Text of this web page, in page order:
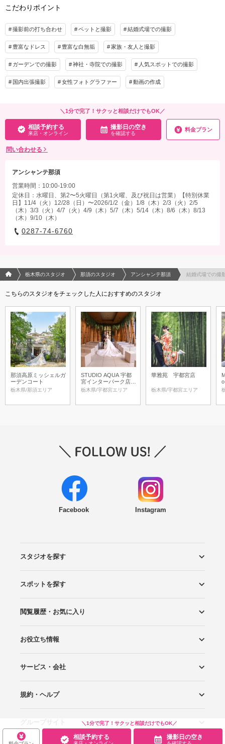
その他含むもの
フロラシオン那須施設使用料・ロケ地スタッフ同行・ アルバム30％OFF ・1.2.3.6.9.
10.11月の平日は併設コテージ・フィンランディア宿泊付き(2名) ＊それ以外の時期や
同行ご家族は平日30％OFF・週末祝は10％OFFで宿泊可
相談予約する
来店・オンライン
撮影日の空き
を確認する
撮影料
着付け ヘアメイク
アルバム データ 100カット
衣装追加 会食
家族と撮影 家族用衣装レンタル ペットと撮影
その他含むもの
10.11月の平日は併設コテージ・フィンランディア宿泊付き(2名) ＊それ以外の時期や
同行ご家族は平日30％OFF・週末祝は10％OFFで宿泊可
相談予約する 撮影日の空き
こだわりポイント
撮影前の打ち合わせ ペットと撮影 結婚式場での撮影
豊富なドレス 豊富な白無垢 家族・友人と撮影
ガーデンでの撮影 神社・寺院での撮影 人気スポットでの撮影
国内出張撮影 女性フォトグラファー 動画の作成
＼1分で完了！サクッと相談だけでもOK／
相談予約する
来店・オンライン
撮影日の空き
を確認する
料金プラン
問い合わせる
アンシャンテ那須
営業時間：10:00-19:00
定休日：水曜日、第2〜5火曜日（第1火曜、及び祝日は営業）【特別休業
日】11/4（火）12/28（日）〜2026/1/2（金）1/8（木）2/3（火）2/5
（木）3/3（火）4/7（火）4/9（木）5/7（木）5/14（木）8/6（木）8/13
（木）9/10（木）
0287-74-6760
＼1分で完了！サクッと相談だけでもOK／
相談予約する 撮影日の空き
フォトウエディング/結婚写真のPhotorait ホーム
栃木県のスタジオ 那須のスタジオ アンシャンテ那須 結婚式場での撮
こちらのスタジオをチェックした人におすすめのスタジオ
那須高原ミッシェルガ
ーデンコート
栃木県/那須エリア
STUDIO AQUA 宇都
宮インターパーク店
（スタジオAQUA）
栃木県/宇都宮エリア
華雅苑 宇都宮店
栃木県/宇都宮エリア
o
Facebook Instagram
スタジオを探す
エリアから探す
こだわりから探す
NEW PHOTO STYLE
プランから探す
フォトタイプ診断
フォトグラファーから探す
国内リゾートから探す
スポットを探す
ロケーションから探す
スタジオから探す
閲覧履歴・お気に入り
閲覧スタジオ
お気に入り
お役立ち情報
Wedding Photo マガジン
はじめてガイド
サービス・会社
Photoraitとは
スタジオの掲載について
お問い合わせ
運営会社
サイトマップ
規約・ヘルプ
プライバシーポリシー